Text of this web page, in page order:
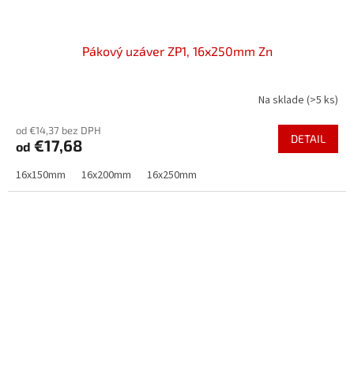
Pákový uzáver ZP1, 16x250mm Zn
Na sklade (>5 ks)
od €14,37 bez DPH
od €17,68 DETAIL
16x150mm 16x200mm 16x250mm